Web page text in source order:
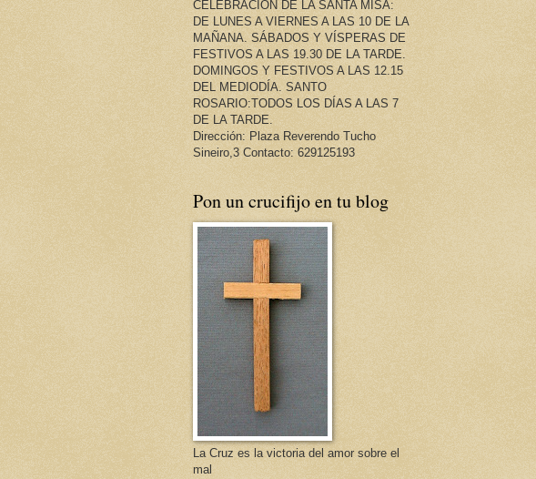
CELEBRACIÓN DE LA SANTA MISA:
DE LUNES A VIERNES A LAS 10 DE LA
MAÑANA. SÁBADOS Y VÍSPERAS DE
FESTIVOS A LAS 19.30 DE LA TARDE.
DOMINGOS Y FESTIVOS A LAS 12.15
DEL MEDIODÍA. SANTO
ROSARIO:TODOS LOS DÍAS A LAS 7
DE LA TARDE.
Dirección: Plaza Reverendo Tucho
Sineiro,3 Contacto: 629125193
Pon un crucifijo en tu blog
La Cruz es la victoria del amor sobre el
mal